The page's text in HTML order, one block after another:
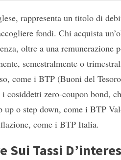
rappresenta un titolo di
fondi. Chi acquista
oltre a una remunerazione
semestralmente o
come i BTP (Buoni del
i cosiddetti zero-coupon bond,
up o step down, come i BTP
come i BTP Italia.
Sui Tassi